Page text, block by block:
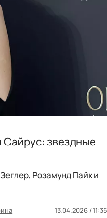
Сайрус: звездные
Розамунд Пайк и
13.04.2026 / 11:35